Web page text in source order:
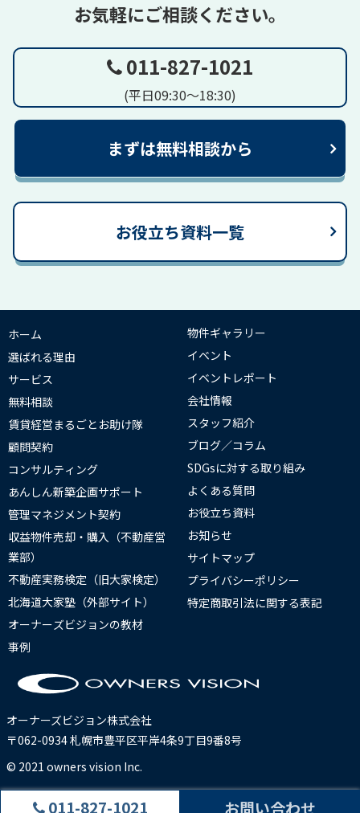
お気軽にご相談ください。
011-827-1021
(平日09:30～18:30)
まずは無料相談から
お役立ち資料一覧
オーナーズビジョン株式会社
〒062-0934 札幌市豊平区平岸4条9丁目9番8号
© 2021 owners vision Inc.
ホーム
選ばれる理由
サービス
無料相談
賃貸経営まるごとお助け隊
顧問契約
コンサルティング
あんしん新築企画サポート
管理マネジメント契約
収益物件売却・購入（不動産営
業部）
不動産実務検定（旧大家検定）
北海道大家塾（外部サイト）
オーナーズビジョンの教材
事例
物件ギャラリー
イベント
イベントレポート
会社情報
スタッフ紹介
ブログ／コラム
SDGsに対する取り組み
よくある質問
お役立ち資料
お知らせ
サイトマップ
プライバシーポリシー
特定商取引法に関する表記
011-827-1021 お問い合わせ